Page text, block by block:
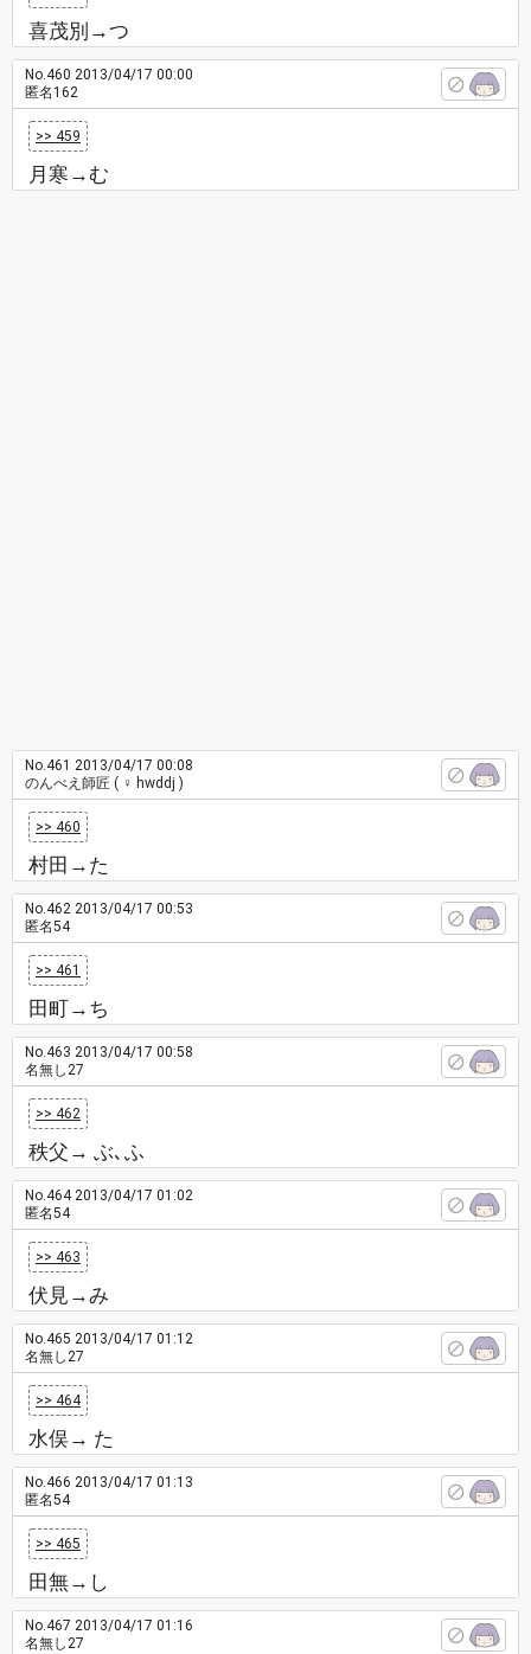
喜茂別→つ
No.460 2013/04/17 00:00
匿名162
>> 459
月寒→む
No.461 2013/04/17 00:08
のんべえ師匠 ( ♀ hwddj )
>> 460
村田→た
No.462 2013/04/17 00:53
匿名54
>> 461
田町→ち
No.463 2013/04/17 00:58
名無し27
>> 462
秩父→ ぶ､ふ
No.4642013/04/17 01:02
匿名54
>> 463
伏見→み
No.465 2013/04/17 01:12
名無し27
>> 464
水俣→ た
No.466 2013/04/17 01:13
匿名54
>> 465
田無→し
No.467 2013/04/17 01:16
名無し27